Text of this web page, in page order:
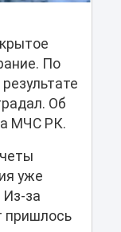
По
Об
МЧС РК.
уже
за
пришлось